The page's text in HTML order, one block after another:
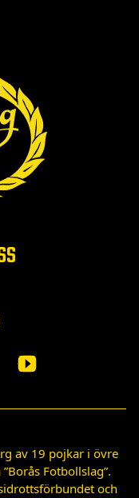
av 19 pojkar i övre
Fotbollslag”.
och